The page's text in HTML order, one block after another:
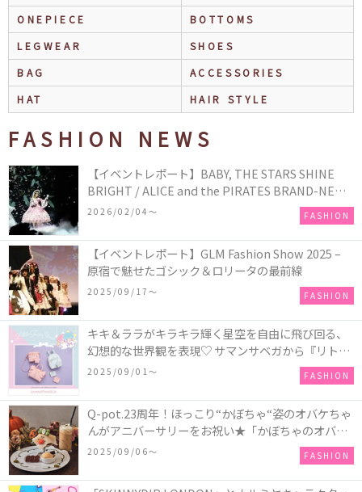
ONEPIECE
BOTTOMS
LEGWEAR
SHOES
BAG
ACCESSORIES
HAT
HAIR STYLE
FASHION NEWS
【イベントレポート】BABY, THE STARS SHINE
BRIGHT / ALICE and the PIRATES BRAND-NEW
COLLECTION in TOKYO
2026/02/04〜 FASHION
【イベントレポート】GLM Fashion Show 2025 –
原宿で魅せたゴシック＆ロリータの最前線
2025/09/17〜 FASHION
キキ＆ララがキラキラ輝く星空を自由に飛び回る、
幻想的な世界観を表現♡ サマンサベガから『リトル
ツインスターズ』50周年アニバーサリーイヤー』を
2025/09/01〜 FASHION
Q-pot.23周年！ほっこり“かぼちゃ“姿のオバケちゃ
んがアニバーサリーをお祝い★「かぼちゃのオバケ
ーキアクセサリー」が新発売！Q-pot CAFE.では
「かぼちゃのオバケーキプレート」も登場
2025/09/06〜 FASHION